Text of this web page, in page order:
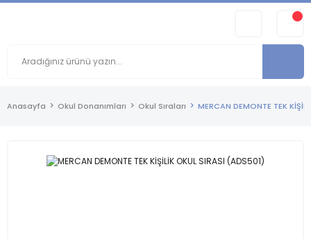
Anasayfa Okul Donanımları Okul Sıraları MERCAN DEMONTE TEK